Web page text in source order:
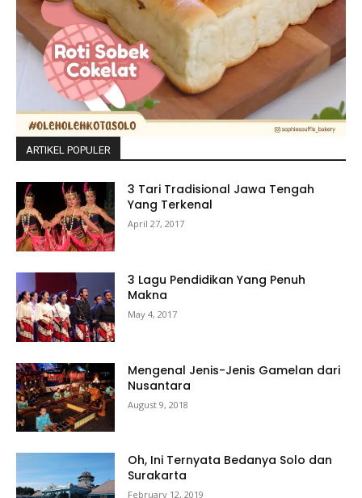
ARTIKEL POPULER
3 Tari Tradisional Jawa Tengah
Yang Terkenal
April 27, 2017
3 Lagu Pendidikan Yang Penuh
Makna
May 4, 2017
Mengenal Jenis-Jenis Gamelan dari
Nusantara
August 9, 2018
Oh, Ini Ternyata Bedanya Solo dan
Surakarta
February 12, 2019